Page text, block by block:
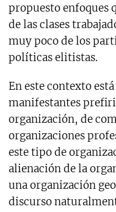
propuesto enfoques
de las clases
muy poco de los
políticas elitistas.
En este contexto
manifestantes
organización, de
organizaciones
este tipo de
alienación de la
una organización
discurso